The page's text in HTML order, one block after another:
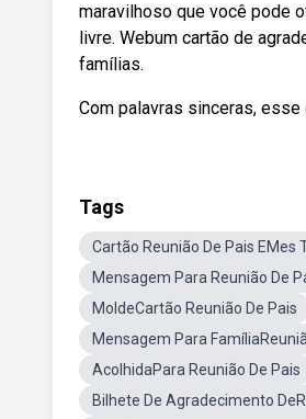
maravilhoso que você pode
livre. Webum cartão de
famílias.
Com palavras sinceras,
Tags
Cartão Reunião De Pais EMes
Mensagem Para Reunião De
MoldeCartão Reunião De Pais
Mensagem Para
AcolhidaPara Reunião De Pais
Bilhete De Agradecimento